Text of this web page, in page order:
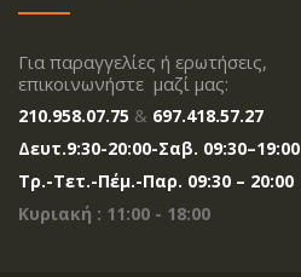
Για παραγγελίες ή ερωτήσεις,
επικοινωνήστε μαζί μας:
210.958.07.75 & 697.418.57.27
Δευτ.9:30-20:00-Σαβ. 09:30–19:00
Tρ.-Τετ.-Πέμ.-Παρ. 09:30 – 20:00
Κυριακή : 11:00 - 18:00